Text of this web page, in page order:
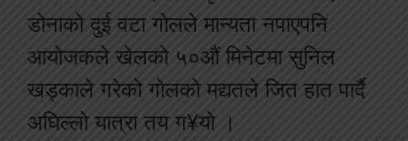
डोनाको दुई वटा गोलले मान्यता नपाएपनि
आयोजकले खेलको ५०औं मिनेटमा सुनिल
खड्काले गरेको गोलको मद्यतले जित हात पार्दै
अघिल्लो यात्रा तय ग¥यो ।